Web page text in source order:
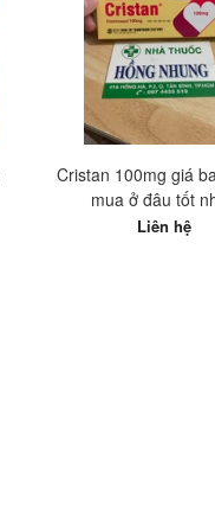
Cristan 100mg giá
mua ở đâu tốt
Liên hệ